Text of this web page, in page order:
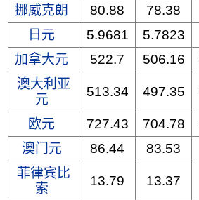
挪威克朗
80.88 78.38
日元
5.9681 5.7823
加拿大元
522.7 506.16
澳大利亚
元
513.34 497.35
欧元 727.43 704.78
澳门元
86.44 83.53
菲律宾比
索
13.79 13.37